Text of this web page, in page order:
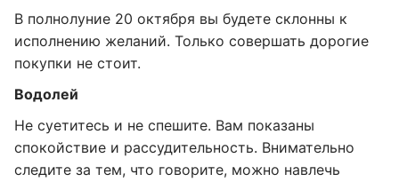
В полнолуние 20 октября вы будете склонны к
исполнению желаний. Только совершать дорогие
покупки не стоит.
Водолей
Не суетитесь и не спешите. Вам показаны
спокойствие и рассудительность. Внимательно
следите за тем, что говорите, можно навлечь